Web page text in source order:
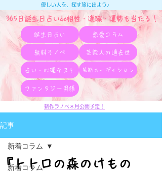
365日誕生日占いde相性・適職・​運勢も当たる！
優しい人を、探す旅に出よう♪
誕生日占い 恋愛コラム
無料ラノベ 芸能人の過去世
占い・心理テスト 芸能オーディション
ファンタジー用語
新作ラノベ８月公開予定！
記事
新着コラム
新着コラム
『トトロの森のけもの